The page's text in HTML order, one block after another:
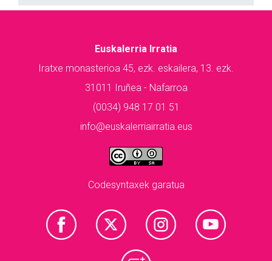
Euskalerria Irratia
Iratxe monasterioa 45, ezk. eskailera, 13. ezk.
31011 Iruñea - Nafarroa
(0034) 948 17 01 51
info@euskalerriairratia.eus
Codesyntaxek garatua